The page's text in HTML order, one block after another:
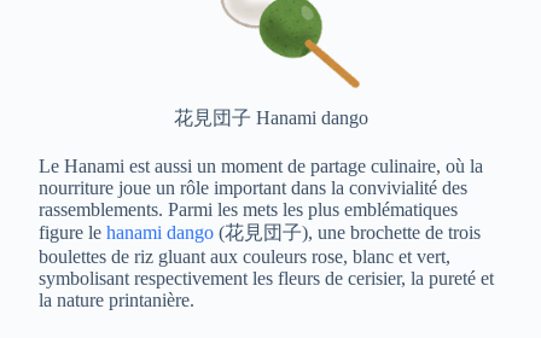
花見団子 Hanami dango
Le Hanami est aussi un moment de partage culinaire, où la
nourriture joue un rôle important dans la convivialité des
rassemblements. Parmi les mets les plus emblématiques
figure lehanami dango (花見団子), une brochette de trois
boulettes de riz gluant aux couleurs rose, blanc et vert,
symbolisant respectivement les fleurs de cerisier, la pureté et
la nature printanière.